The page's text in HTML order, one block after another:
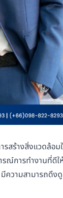
สร้างสิ่งแวดล้อ
ณ์การทำงานที่ดี
ความสามารถดึ